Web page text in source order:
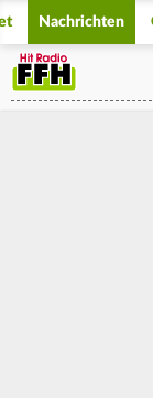
Nachrichten